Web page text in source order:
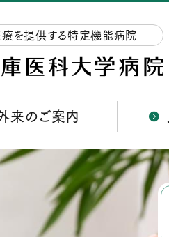
を提供する特定機能病院
来のご案内